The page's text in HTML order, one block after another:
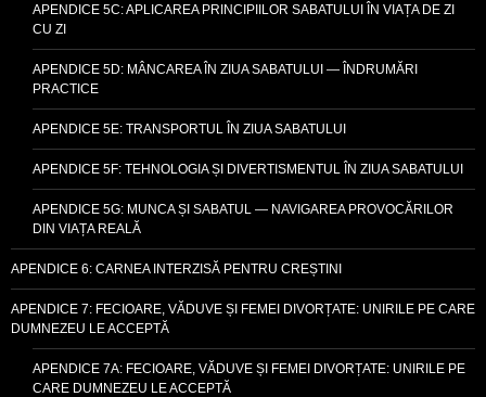
APENDICE 5C: APLICAREA PRINCIPIILOR SABATULUI ÎN VIAȚA DE ZI
CU ZI
APENDICE 5D: MÂNCAREA ÎN ZIUA SABATULUI — ÎNDRUMĂRI
PRACTICE
APENDICE 5E: TRANSPORTUL ÎN ZIUA SABATULUI
APENDICE 5F: TEHNOLOGIA ȘI DIVERTISMENTUL ÎN ZIUA SABATULUI
APENDICE 5G: MUNCA ȘI SABATUL — NAVIGAREA PROVOCĂRILOR
DIN VIAȚA REALĂ
APENDICE 6: CARNEA INTERZISĂ PENTRU CREȘTINI
APENDICE 7: FECIOARE, VĂDUVE ȘI FEMEI DIVORȚATE: UNIRILE PE CARE
DUMNEZEU LE ACCEPTĂ
APENDICE 7A: FECIOARE, VĂDUVE ȘI FEMEI DIVORȚATE: UNIRILE PE
CARE DUMNEZEU LE ACCEPTĂ